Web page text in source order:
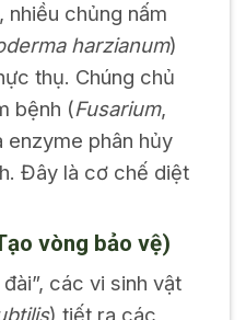
nhiều chủng nấm
harzianum)
thụ. Chúng chủ
bệnh (Fusarium,
enzyme phân hủy
Đây là cơ chế diệt
vòng bảo vệ)
các vi sinh vật
) tiết ra các